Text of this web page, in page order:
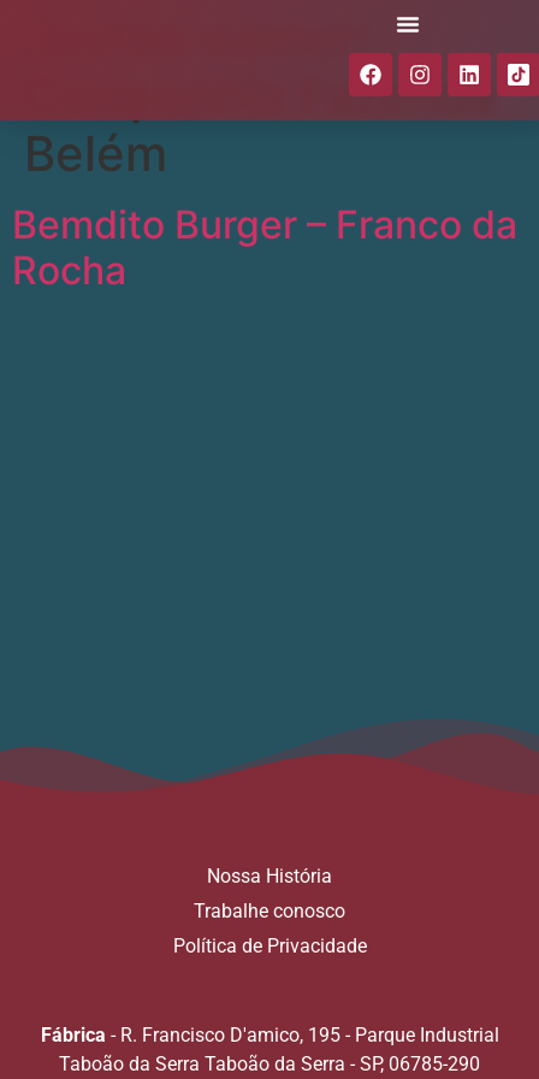
Bairros-comer:
Companhia Fazenda
Belém
Bemdito Burger – Franco da
Rocha
Nossa História
Trabalhe conosco
Política de Privacidade
Fábrica - R. Francisco D'amico, 195 - Parque Industrial
Taboão da Serra Taboão da Serra - SP, 06785-290